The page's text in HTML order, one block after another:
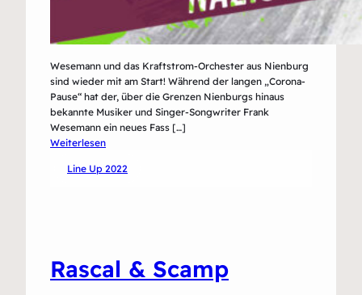
Wesemann und das Kraftstrom-Orchester aus Nienburg
sind wieder mit am Start! Während der langen „Corona-
Pause“ hat der, über die Grenzen Nienburgs hinaus
bekannte Musiker und Singer-Songwriter Frank
Wesemann ein neues Fass […]
Weiterlesen:
und
Line Up 2022
Rascal & Scamp